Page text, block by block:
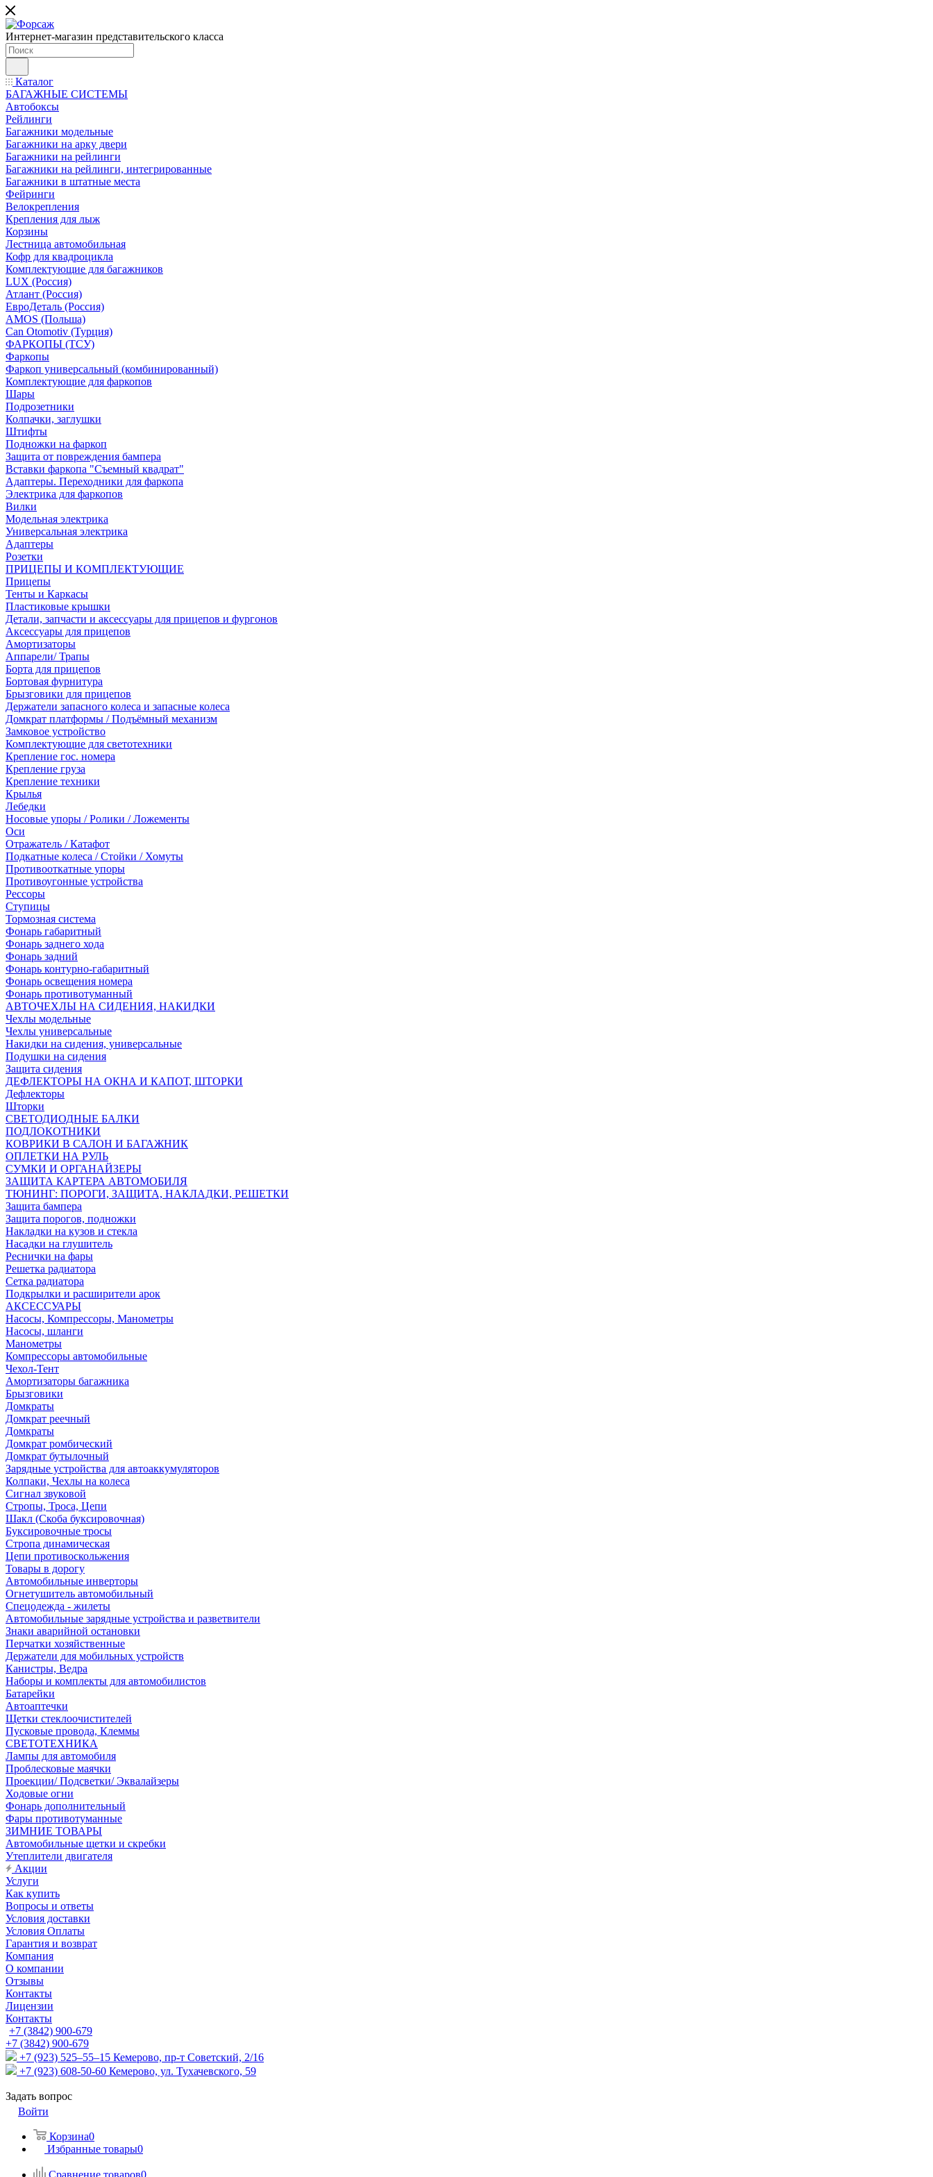
Интернет-магазин представительского класса
Каталог
БАГАЖНЫЕ СИСТЕМЫ
Автобоксы
Рейлинги
Багажники модельные
Багажники на арку двери
Багажники на рейлинги
Багажники на рейлинги, интегрированные
Багажники в штатные места
Фейринги
Велокрепления
Крепления для лыж
Корзины
Лестница автомобильная
Кофр для квадроцикла
Комплектующие для багажников
LUX (Россия)
Атлант (Россия)
ЕвроДеталь (Россия)
AMOS (Польша)
Can Otomotiv (Турция)
ФАРКОПЫ (ТСУ)
Фаркопы
Фаркоп универсальный (комбинированный)
Комплектующие для фаркопов
Шары
Подрозетники
Колпачки, заглушки
Штифты
Подножки на фаркоп
Защита от повреждения бампера
Вставки фаркопа "Съемный квадрат"
Адаптеры. Переходники для фаркопа
Электрика для фаркопов
Вилки
Модельная электрика
Универсальная электрика
Адаптеры
Розетки
ПРИЦЕПЫ И КОМПЛЕКТУЮЩИЕ
Прицепы
Тенты и Каркасы
Пластиковые крышки
Детали, запчасти и аксессуары для прицепов и фургонов
Аксессуары для прицепов
Амортизаторы
Аппарели/ Трапы
Борта для прицепов
Бортовая фурнитура
Брызговики для прицепов
Держатели запасного колеса и запасные колеса
Домкрат платформы / Подъёмный механизм
Замковое устройство
Комплектующие для светотехники
Крепление гос. номера
Крепление груза
Крепление техники
Крылья
Лебедки
Носовые упоры / Ролики / Ложементы
Оси
Отражатель / Катафот
Подкатные колеса / Стойки / Хомуты
Противооткатные упоры
Противоугонные устройства
Рессоры
Ступицы
Тормозная система
Фонарь габаритный
Фонарь заднего хода
Фонарь задний
Фонарь контурно-габаритный
Фонарь освещения номера
Фонарь противотуманный
АВТОЧЕХЛЫ НА СИДЕНИЯ, НАКИДКИ
Чехлы модельные
Чехлы универсальные
Накидки на сидения, универсальные
Подушки на сидения
Защита сидения
ДЕФЛЕКТОРЫ НА ОКНА И КАПОТ, ШТОРКИ
Дефлекторы
Шторки
СВЕТОДИОДНЫЕ БАЛКИ
ПОДЛОКОТНИКИ
КОВРИКИ В САЛОН И БАГАЖНИК
ОПЛЕТКИ НА РУЛЬ
СУМКИ И ОРГАНАЙЗЕРЫ
ЗАЩИТА КАРТЕРА АВТОМОБИЛЯ
ТЮНИНГ: ПОРОГИ, ЗАЩИТА, НАКЛАДКИ, РЕШЕТКИ
Защита бампера
Защита порогов, подножки
Накладки на кузов и стекла
Насадки на глушитель
Реснички на фары
Решетка радиатора
Сетка радиатора
Подкрылки и расширители арок
АКСЕССУАРЫ
Насосы, Компрессоры, Манометры
Насосы, шланги
Манометры
Компрессоры автомобильные
Чехол-Тент
Амортизаторы багажника
Брызговики
Домкраты
Домкрат реечный
Домкраты
Домкрат ромбический
Домкрат бутылочный
Зарядные устройства для автоаккумуляторов
Колпаки, Чехлы на колеса
Сигнал звуковой
Стропы, Троса, Цепи
Шакл (Скоба буксировочная)
Буксировочные тросы
Стропа динамическая
Цепи противоскольжения
Товары в дорогу
Автомобильные инверторы
Огнетушитель автомобильный
Спецодежда - жилеты
Автомобильные зарядные устройства и разветвители
Знаки аварийной остановки
Перчатки хозяйственные
Держатели для мобильных устройств
Канистры, Ведра
Наборы и комплекты для автомобилистов
Батарейки
Автоаптечки
Щетки стеклоочистителей
Пусковые провода, Клеммы
СВЕТОТЕХНИКА
Лампы для автомобиля
Проблесковые маячки
Проекции/ Подсветки/ Эквалайзеры
Ходовые огни
Фонарь дополнительный
Фары противотуманные
ЗИМНИЕ ТОВАРЫ
Автомобильные щетки и скребки
Утеплители двигателя
Акции
Услуги
Как купить
Вопросы и ответы
Условия доставки
Условия Оплаты
Гарантия и возврат
Компания
О компании
Отзывы
Контакты
Лицензии
Контакты
+7 (3842) 900-679
+7 (3842) 900-679
+7 (923) 525–55–15 Кемерово, пр-т Советский, 2/16
+7 (923) 608-50-60 Кемерово, ул. Тухачевского, 59
Задать вопрос
Войти
Корзина0
Избранные товары0
Сравнение товаров0